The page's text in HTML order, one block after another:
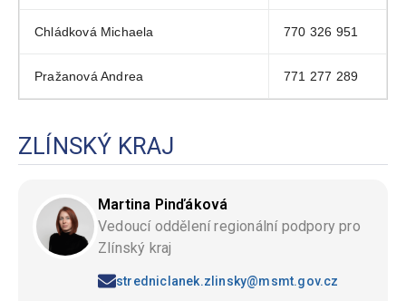
Chládková Michaela 770 326 951
Pražanová Andrea 771 277 289
ZLÍNSKÝ KRAJ
Martina Pinďáková
Vedoucí oddělení regionální podpory pro
Zlínský kraj
stredniclanek.zlinsky@msmt.gov.cz